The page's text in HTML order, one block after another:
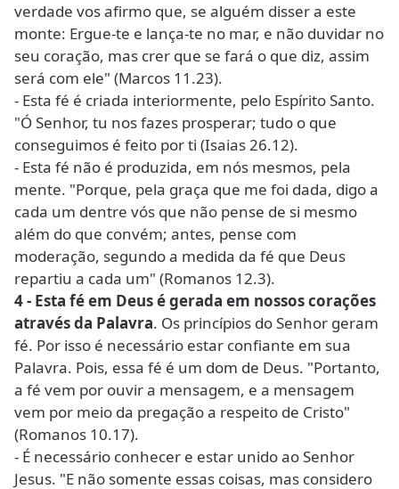
verdade vos afirmo que, se alguém disser a este
monte: Ergue-te e lança-te no mar, e não duvidar no
seu coração, mas crer que se fará o que diz, assim
será com ele" (Marcos 11.23).
- Esta fé é criada interiormente, pelo Espírito Santo.
"Ó Senhor, tu nos fazes prosperar; tudo o que
conseguimos é feito por ti (Isaias 26.12).
- Esta fé não é produzida, em nós mesmos, pela
mente. "Porque, pela graça que me foi dada, digo a
cada um dentre vós que não pense de si mesmo
além do que convém; antes, pense com
moderação, segundo a medida da fé que Deus
repartiu a cada um" (Romanos 12.3).
4 - Esta fé em Deus é gerada em nossos corações
através da Palavra. Os princípios do Senhor geram
fé. Por isso é necessário estar confiante em sua
Palavra. Pois, essa fé é um dom de Deus. "Portanto,
a fé vem por ouvir a mensagem, e a mensagem
vem por meio da pregação a respeito de Cristo"
(Romanos 10.17).
- É necessário conhecer e estar unido ao Senhor
Jesus. "E não somente essas coisas, mas considero